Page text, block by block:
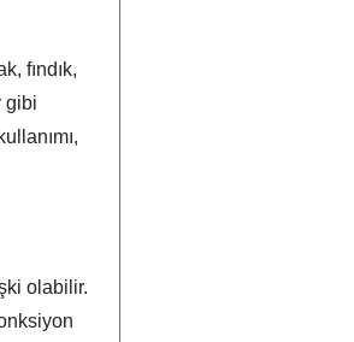
fındık,
gibi
olabilir.